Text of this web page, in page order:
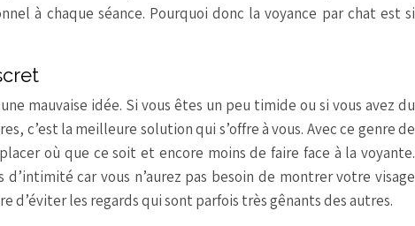
à chaque séance. Pourquoi donc la voyance par chat est si
mauvaise idée. Si vous êtes un peu timide ou si vous avez du
c’est la meilleure solution qui s’offre à vous. Avec ce genre de
où que ce soit et encore moins de faire face à la voyante.
car vous n’aurez pas besoin de montrer votre visage
d’éviter les regards qui sont parfois très gênants des autres.